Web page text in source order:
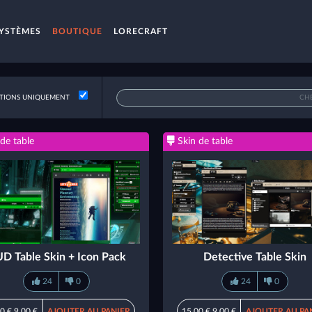
BOUTIQUE LORECRAFT
UNIQUEMENT
table
Table Skin + Icon Pack
24 0
Skin de table
Detective Table Skin
24 0